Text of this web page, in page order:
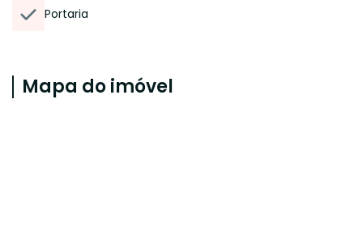
Portaria
Mapa do imóvel